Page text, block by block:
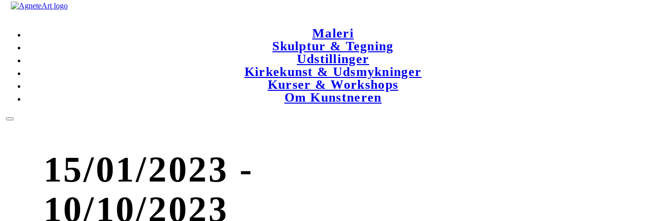
Maleri
Skulptur & Tegning
Udstillinger
Kirkekunst & Udsmykninger
Kurser & Workshops
Om Kunstneren
15/01/2023 -
10/10/2023